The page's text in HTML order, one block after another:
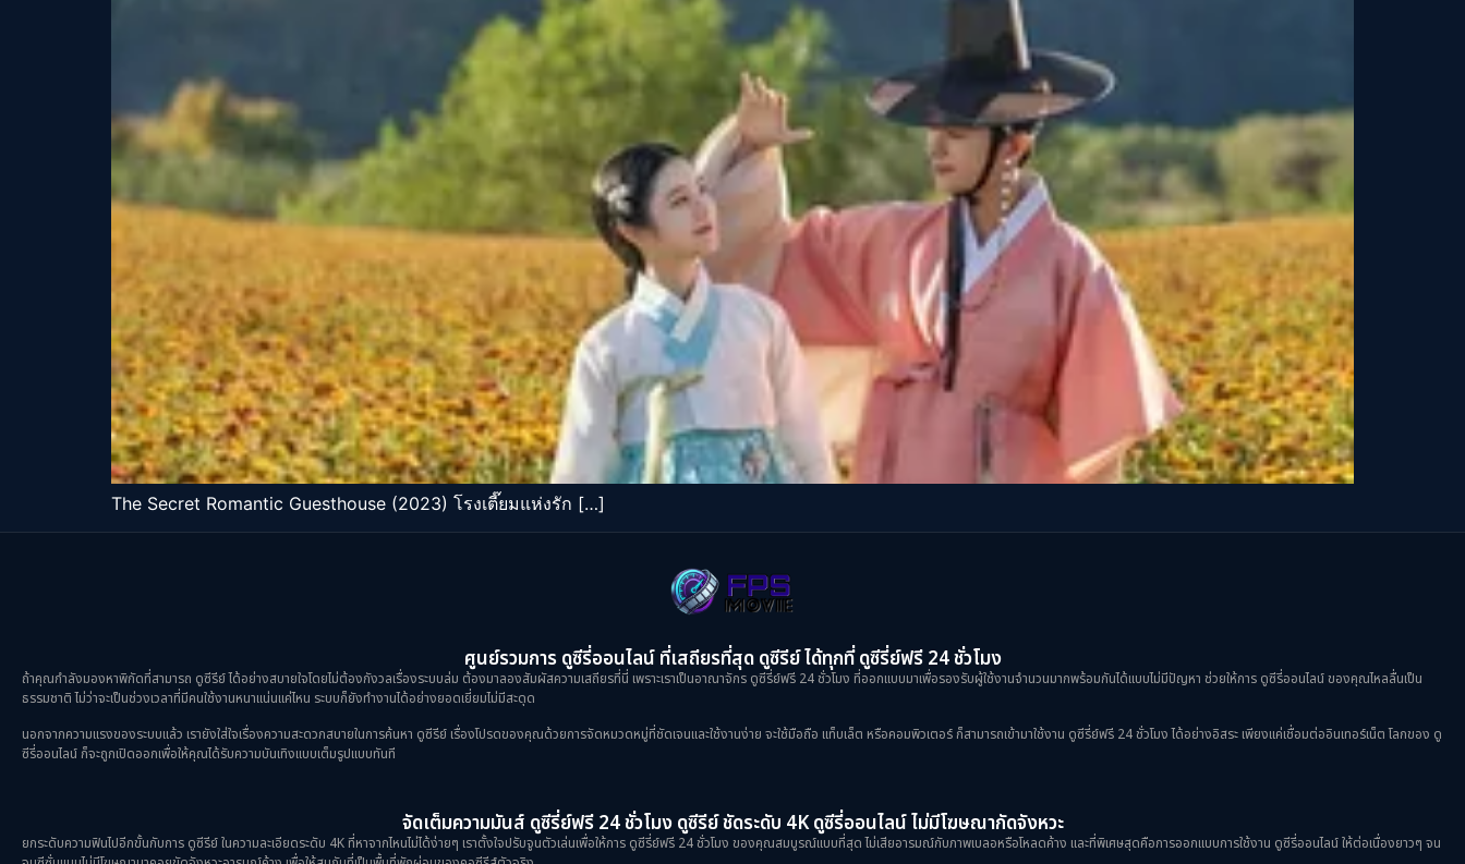
The Secret Romantic Guesthouse (2023) โรงเตี๊ยมแห่งรัก […]
ศูนย์รวมการ ดูซีรี่ออนไลน์ ที่เสถียรที่สุด ดูซีรีย์ ได้ทุกที่ ดูซีรี่ย์ฟรี 24 ชั่วโมง
ถ้าคุณกำลังมองหาพิกัดที่สามารถ ดูซีรีย์ ได้อย่างสบายใจโดยไม่ต้องกังวลเรื่องระบบล่ม ต้องมาลองสัมผัสความเสถียรที่นี่ เพราะเราเป็นอาณาจักร ดูซีรี่ย์ฟรี 24 ชั่วโมง ที่ออกแบบมาเพื่อรองรับผู้ใช้งานจำนวนมากพร้อมกันได้แบบไม่มีปัญหา ช่วยให้การ ดูซีรี่ออนไลน์ ของคุณไหลลื่นเป็น
ธรรมชาติ ไม่ว่าจะเป็นช่วงเวลาที่มีคนใช้งานหนาแน่นแค่ไหน ระบบก็ยังทำงานได้อย่างยอดเยี่ยมไม่มีสะดุด
นอกจากความแรงของระบบแล้ว เรายังใส่ใจเรื่องความสะดวกสบายในการค้นหา ดูซีรีย์ เรื่องโปรดของคุณด้วยการจัดหมวดหมู่ที่ชัดเจนและใช้งานง่าย จะใช้มือถือ แท็บเล็ต หรือคอมพิวเตอร์ ก็สามารถเข้ามาใช้งาน ดูซีรี่ย์ฟรี 24 ชั่วโมง ได้อย่างอิสระ เพียงแค่เชื่อมต่ออินเทอร์เน็ต โลกของ ดู
ซีรี่ออนไลน์ ก็จะถูกเปิดออกเพื่อให้คุณได้รับความบันเทิงแบบเต็มรูปแบบทันที
จัดเต็มความมันส์ ดูซีรี่ย์ฟรี 24 ชั่วโมง ดูซีรีย์ ชัดระดับ 4K ดูซีรี่ออนไลน์ ไม่มีโฆษณากัดจังหวะ
ยกระดับความฟินไปอีกขั้นกับการ ดูซีรีย์ ในความละเอียดระดับ 4K ที่หาจากไหนไม่ได้ง่ายๆ เราตั้งใจปรับจูนตัวเล่นเพื่อให้การ ดูซีรี่ย์ฟรี 24 ชั่วโมง ของคุณสมบูรณ์แบบที่สุด ไม่เสียอารมณ์กับภาพเบลอหรือโหลดค้าง และที่พิเศษสุดคือการออกแบบการใช้งาน ดูซีรี่ออนไลน์ ให้ต่อเนื่องยาวๆ จน